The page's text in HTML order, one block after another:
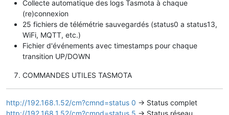
Collecte automatique des logs Tasmota à chaque
(re)connexion
25 fichiers de télémétrie sauvegardés (status0 a status13,
WiFi, MQTT, etc.)
Fichier d'événements avec timestamps pour chaque
transition UP/DOWN
COMMANDES UTILES TASMOTA
http://192.168.1.52/cm?cmnd=status 0 -> Status complet
http://192.168.1.52/cm?cmnd=status 5 -> Status réseau